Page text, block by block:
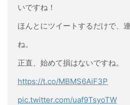
いですね！
ほんとにツイートするだけで、
ね。
正直、始めて損はないですね。
https://t.co/MBMS6AiF3P
pic.twitter.com/uaf9TsyoTW